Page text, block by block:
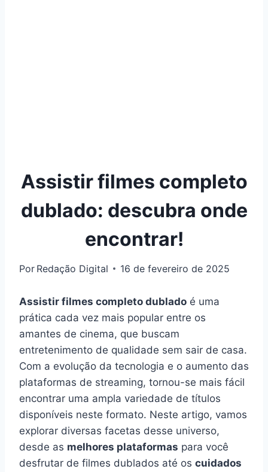
Assistir filmes completo
dublado: descubra onde
encontrar!
Por Redação Digital 16 de fevereiro de 2025
Assistir filmes completo dublado é uma
prática cada vez mais popular entre os
amantes de cinema, que buscam
entretenimento de qualidade sem sair de casa.
Com a evolução da tecnologia e o aumento das
plataformas de streaming, tornou-se mais fácil
encontrar uma ampla variedade de títulos
disponíveis neste formato. Neste artigo, vamos
explorar diversas facetas desse universo,
desde as melhores plataformas para você
desfrutar de filmes dublados até os cuidados